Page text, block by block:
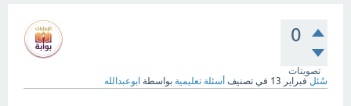
0
تصويتات
سُئل فبراير 13 في تصنيف أسئلة تعليمية بواسطة ابوعبدالله